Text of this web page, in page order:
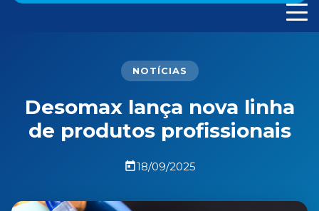
NOTÍCIAS
Desomax lança nova linha
de produtos profissionais
18/09/2025